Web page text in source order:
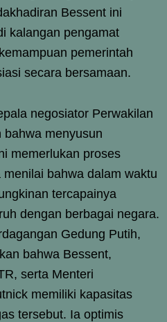
Bessent ini
kalangan pengamat
pemerintah
secara bersamaan.
negosiator Perwakilan
bahwa menyusun
memerlukan proses
bahwa dalam waktu
tercapainya
dengan berbagai negara.
Gedung Putih,
bahwa Bessent,
serta Menteri
memiliki kapasitas
tersebut. Ia optimis